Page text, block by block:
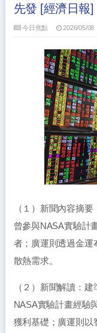
先發 [經濟日報]
今日焦點 2026/05/08
（１）新聞內容摘
曾參與NASA實驗計
者；廣運則透過金運
散熱需求。
（２）新聞解讀：
NASA實驗計畫經驗
獲利基礎；廣運則以